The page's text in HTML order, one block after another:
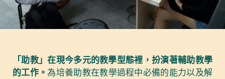
「助教」在現今多元的教學型態裡，扮演著輔助教學
的工作。為培養助教在教學過程中必備的能力以及解